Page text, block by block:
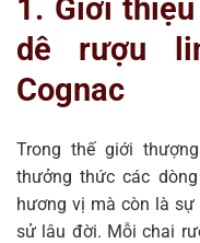
1. Giới
dê rượu
Cognac
Trong thế giới
thưởng thức các
hương vị mà còn là
sử lâu đời. Mỗi chai